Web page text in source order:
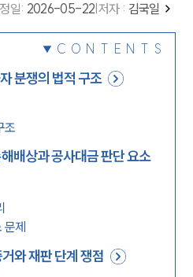
일: 2026-05-22 저자 : 김국일
CONTENTS
분쟁의 법적 구조
조
배상과 공사대금 판단 요소
제
와 재판 단계 쟁점